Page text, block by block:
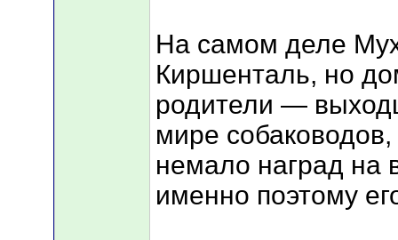
На самом деле
Киршенталь, но
родители —
мире
немало наград на
именно поэтому